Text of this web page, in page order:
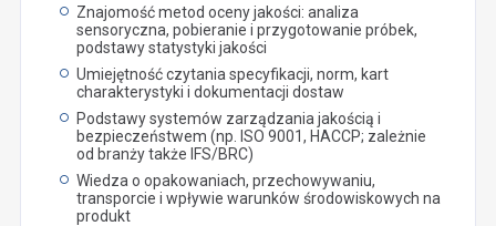
Znajomość metod oceny jakości: analiza
sensoryczna, pobieranie i przygotowanie próbek,
podstawy statystyki jakości
Umiejętność czytania specyfikacji, norm, kart
charakterystyki i dokumentacji dostaw
Podstawy systemów zarządzania jakością i
bezpieczeństwem (np. ISO 9001, HACCP; zależnie
od branży także IFS/BRC)
Wiedza o opakowaniach, przechowywaniu,
transporcie i wpływie warunków środowiskowych na
produkt